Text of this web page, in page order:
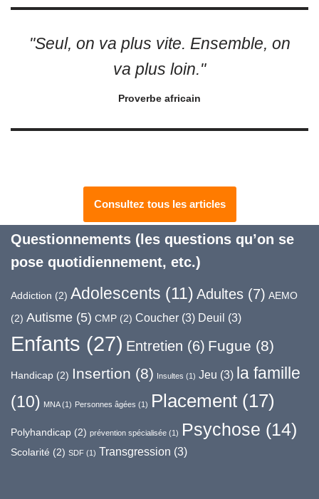
"Seul, on va plus vite. Ensemble, on
va plus loin."
Proverbe africain
Consultez tous les articles
Questionnements (les questions qu’on se
pose quotidiennement, etc.)
Addiction (2) Adolescents (11) Adultes (7) AEMO
(2) Autisme (5) CMP (2) Coucher (3) Deuil (3)
Enfants (27) Entretien (6) Fugue (8)
Handicap (2) Insertion (8) Insultes (1) Jeu (3) la famille
(10) MNA(1) Personnes âgées (1) Placement (17)
Polyhandicap (2) prévention spécialisée (1) Psychose (14)
Scolarité (2) SDF (1) Transgression (3)